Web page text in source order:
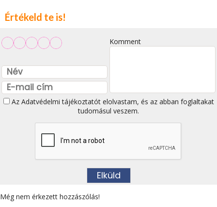
Értékeld te is!
Komment
Az Adatvédelmi tájékoztatótelolvastam, és az abban foglaltakat
tudomásul veszem.
Még nem érkezett hozzászólás!